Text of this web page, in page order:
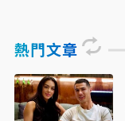
熱門文章